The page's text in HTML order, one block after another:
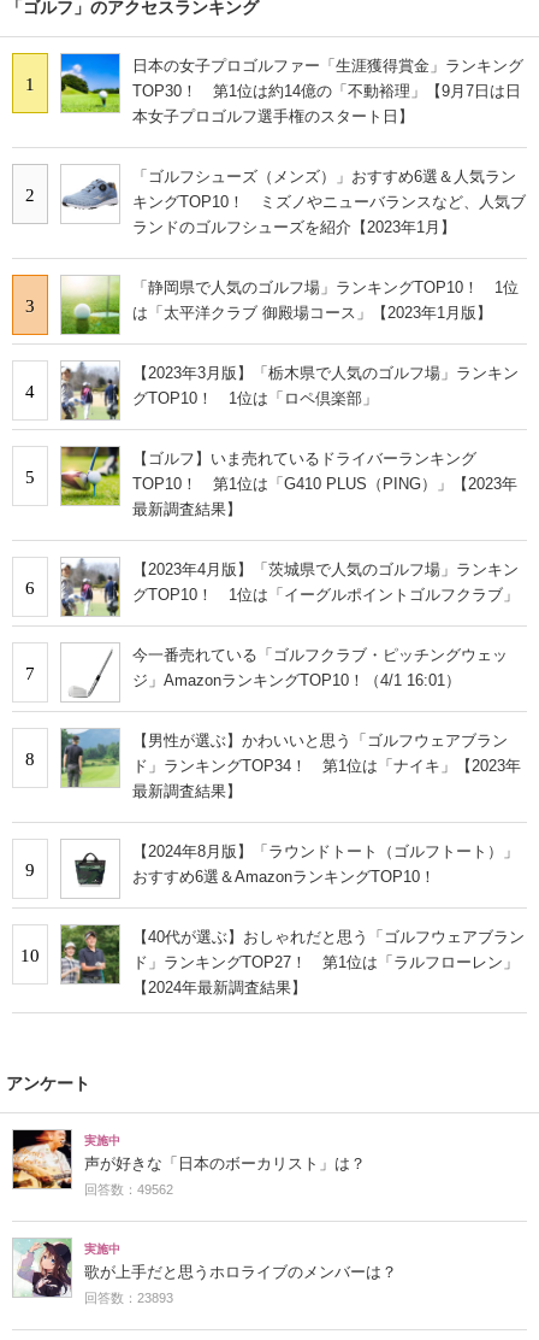
「ゴルフ」のアクセスランキング
1
日本の女子プロゴルファー「生涯獲得賞金」ランキング
TOP30！ 第1位は約14億の「不動裕理」【9月7日は日
本女子プロゴルフ選手権のスタート日】
2
「ゴルフシューズ（メンズ）」おすすめ6選＆人気ラン
キングTOP10！ ミズノやニューバランスなど、人気ブ
ランドのゴルフシューズを紹介【2023年1月】
3
「静岡県で人気のゴルフ場」ランキングTOP10！ 1位
は「太平洋クラブ 御殿場コース」【2023年1月版】
4
【2023年3月版】「栃木県で人気のゴルフ場」ランキン
グTOP10！ 1位は「ロペ倶楽部」
5
【ゴルフ】いま売れているドライバーランキング
TOP10！ 第1位は「G410 PLUS（PING）」【2023年
最新調査結果】
6
【2023年4月版】「茨城県で人気のゴルフ場」ランキン
グTOP10！ 1位は「イーグルポイントゴルフクラブ」
7
今一番売れている「ゴルフクラブ・ピッチングウェッ
ジ」AmazonランキングTOP10！（4/1 16:01）
8
【男性が選ぶ】かわいいと思う「ゴルフウェアブラン
ド」ランキングTOP34！ 第1位は「ナイキ」【2023年
最新調査結果】
9
【2024年8月版】「ラウンドトート（ゴルフトート）」
おすすめ6選＆AmazonランキングTOP10！
10
【40代が選ぶ】おしゃれだと思う「ゴルフウェアブラン
ド」ランキングTOP27！ 第1位は「ラルフローレン」
【2024年最新調査結果】
アンケート
実施中
声が好きな「日本のボーカリスト」は？
回答数：49562
実施中
歌が上手だと思うホロライブのメンバーは？
回答数：23893